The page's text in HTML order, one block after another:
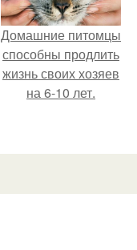
Домашние питомцы
способны продлить
жизнь своих хозяев
на 6-10 лет.